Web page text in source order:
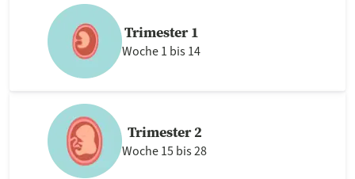
Trimester 1
Woche 1 bis 14
Trimester 2
Woche 15 bis 28